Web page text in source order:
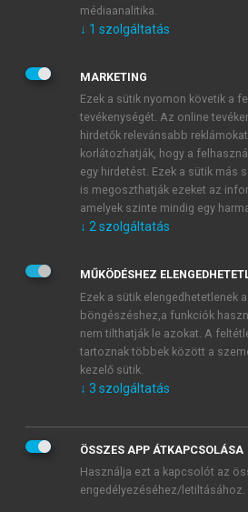
JELSZÓ
JELSZÓ ÚJRA
Kérek értesítést a MeRSZ
Kérek értesítést az Akadémiai Kiadó
Adatkezelési tájékoztatóban
veszem és elfogadom.
Általános vásárlási feltételeket,
mersz.huoldalak
tudomásul veszem és elfogadom.
KIPRÓBÁLOM
médiaanalitika.
↓ 1 szolgáltatás
MARKETING
Ezek a sütik nyomon követik a
tevékenységét. Az online
hirdetők relevánsabb
korlátozhatják, hogy a
egy hirdetést. Ezek a sütik más
is megoszthatják ezeket az
amelyek szinte mindig egy
↓ 2 szolgáltatás
MŰKÖDÉSHEZ
Ezek a sütik elengedhetetlenek
böngészéshez,a funkciók
nem tilthatják le azokat. A
tartoznak többek között a
kezelő sütik.
↓ 3 szolgáltatás
ÖSSZES APP ÁTKAPCSOLÁSA
Használja ezt a kapcsolót az
engedélyezéséhez/letiltásához.